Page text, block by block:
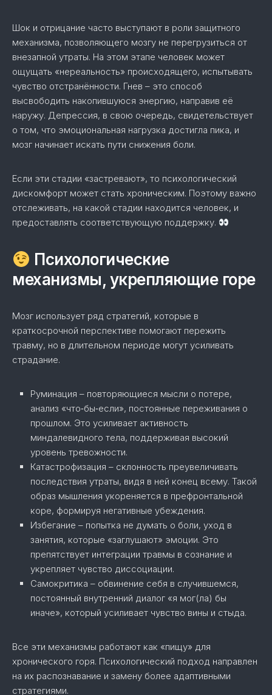
Шок и отрицание часто выступают в роли защитного
механизма, позволяющего мозгу не перегрузиться от
внезапной утраты. На этом этапе человек может
ощущать «нереальность» происходящего, испытывать
чувство отстранённости. Гнев – это способ
высвободить накопившуюся энергию, направив её
наружу. Депрессия, в свою очередь, свидетельствует
о том, что эмоциональная нагрузка достигла пика, и
мозг начинает искать пути снижения боли.
Если эти стадии «застревают», то психологический
дискомфорт может стать хроническим. Поэтому важно
отслеживать, на какой стадии находится человек, и
предоставлять соответствующую поддержку.
Психологические
механизмы, укрепляющие горе
Мозг использует ряд стратегий, которые в
краткосрочной перспективе помогают пережить
травму, но в длительном периоде могут усиливать
страдание.
Руминация – повторяющиеся мысли о потере,
анализ «что‑бы‑если», постоянные переживания о
прошлом. Это усиливает активность
миндалевидного тела, поддерживая высокий
уровень тревожности.
Катастрофизация – склонность преувеличивать
последствия утраты, видя в ней конец всему. Такой
образ мышления укореняется в префронтальной
коре, формируя негативные убеждения.
Избегание – попытка не думать о боли, уход в
занятия, которые «заглушают» эмоции. Это
препятствует интеграции травмы в сознание и
укрепляет чувство диссоциации.
Самокритика – обвинение себя в случившемся,
постоянный внутренний диалог «я мог(ла) бы
иначе», который усиливает чувство вины и стыда.
Все эти механизмы работают как «пищу» для
хронического горя. Психологический подход направлен
на их распознавание и замену более адаптивными
стратегиями.